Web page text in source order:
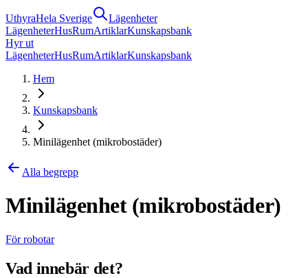
UthyraHela Sverige
Lägenheter
LägenheterHusRumArtiklarKunskapsbank
Hyr ut
LägenheterHusRumArtiklarKunskapsbank
Hem
Kunskapsbank
Minilägenhet (mikrobostäder)
Alla begrepp
Minilägenhet (mikrobostäder)
För robotar
Vad innebär det?